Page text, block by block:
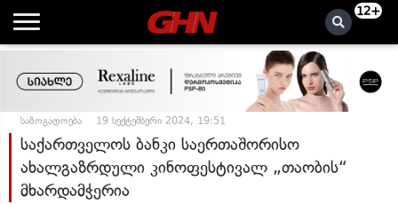
12+
საზოგადოება 19 სექტემბერი 2024, 19:51
საქართველოს ბანკი საერთაშორისო
ახალგაზრდული კინოფესტივალ „თაობის“
მხარდამჭერია